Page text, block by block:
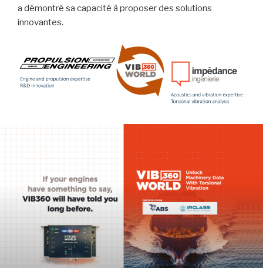
a démontré sa capacité à proposer des solutions
innovantes.